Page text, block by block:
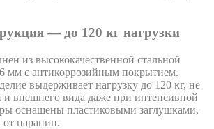
— до 120 кг нагрузки
из высококачественной стальной
мм с антикоррозийным покрытием.
выдерживает нагрузку до 120 кг, не
и внешнего вида даже при интенсивной
оснащены пластиковыми заглушками,
царапин.